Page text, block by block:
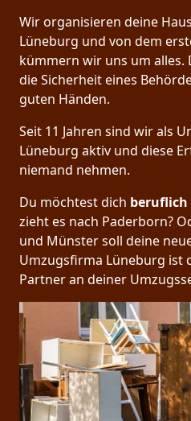
Wir organisieren deine
Lüneburg und von dem
kümmern wir uns um
die Sicherheit eines
guten Händen.
Seit 11 Jahren sind wir als
Lüneburg aktiv und diese
niemand nehmen.
Du möchtest dich beruflich
zieht es nach Paderborn?
und Münster soll deine
Umzugsfirma Lüneburg ist
Partner an deiner